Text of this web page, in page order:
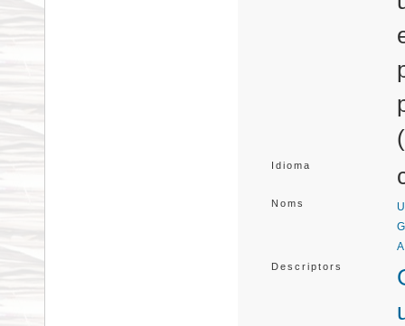
Idioma
Noms
Descriptors